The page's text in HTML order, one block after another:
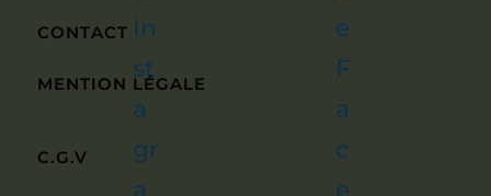
CONTACT
MENTION LÉGALE
C.G.V